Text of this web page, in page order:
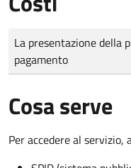
Tipo di pagamento
Importo
La presentazione della
pagamento
Cosa serve
Per accedere al servizio,